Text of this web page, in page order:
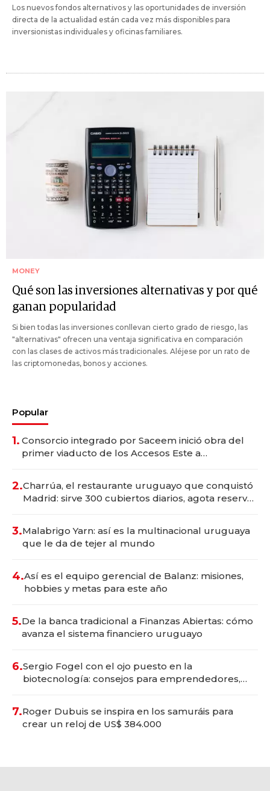
Los nuevos fondos alternativos y las oportunidades de inversión
directa de la actualidad están cada vez más disponibles para
inversionistas individuales y oficinas familiares.
MONEY
Qué son las inversiones alternativas y por qué
ganan popularidad
Si bien todas las inversiones conllevan cierto grado de riesgo, las
"alternativas" ofrecen una ventaja significativa en comparación
con las clases de activos más tradicionales. Aléjese por un rato de
las criptomonedas, bonos y acciones.
Popular
1. Consorcio integrado por Saceem inició obra del
primer viaducto de los Accesos Este a
2.Charrúa, el restaurante uruguayo que conquistó
Madrid: sirve 300 cubiertos diarios, agota reservas
3.Malabrigo Yarn: así es la multinacional uruguaya
que le da de tejer al mundo
4.Así es el equipo gerencial de Balanz: misiones,
hobbies y metas para este año
5.De la banca tradicional a Finanzas Abiertas: cómo
avanza el sistema financiero uruguayo
6.Sergio Fogel con el ojo puesto en la
biotecnología: consejos para emprendedores,
7.Roger Dubuis se inspira en los samuráis para
crear un reloj de US$ 384.000